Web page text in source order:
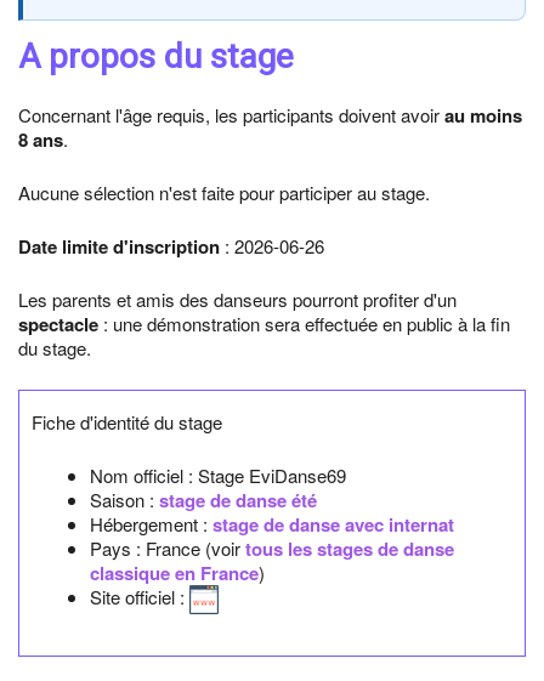
A propos du stage
Concernant l'âge requis, les participants doivent avoirau moins
8 ans.
Aucune sélection n'est faite pour participer au stage.
Date limite d'inscription : 2026-06-26
Les parents et amis des danseurs pourront profiter d'un
spectacle : une démonstration sera effectuée en public à la fin
du stage.
Fiche d'identité du stage
Nom officiel : Stage EviDanse69
Saison : stage de danse été
Hébergement : stage de danse avec internat
Pays : France (voirtous les stages de danse
classique en France)
Site officiel :